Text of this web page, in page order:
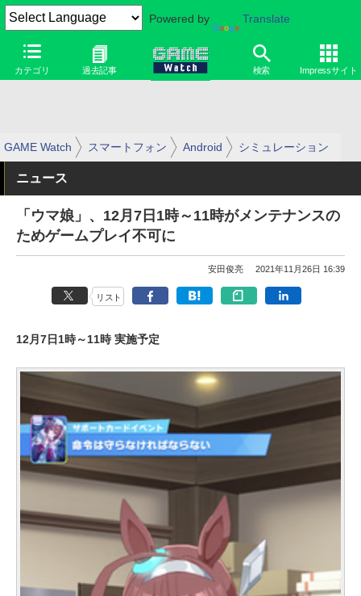
Powered by Translate
カテゴリ 過去記事 検索 Impressサイト
GAME Watch スマートフォン Android シミュレーション
ニュース
「ウマ娘」、12月7日1時～11時がメンテナンスの
ためゲームプレイ不可に
安田俊亮 2021年11月26日 16:39
リスト
12月7日1時～11時 実施予定